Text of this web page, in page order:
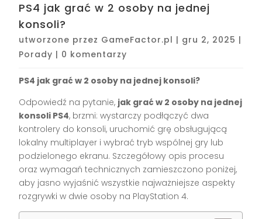
PS4 jak grać w 2 osoby na jednej
konsoli?
utworzone przez GameFactor.pl | gru 2, 2025 |
Porady | 0 komentarzy
PS4 jak grać w 2 osoby na jednej konsoli?
Odpowiedź na pytanie, jak grać w 2 osoby na jednej
konsoli PS4, brzmi: wystarczy podłączyć dwa
kontrolery do konsoli, uruchomić grę obsługującą
lokalny multiplayer i wybrać tryb wspólnej gry lub
podzielonego ekranu. Szczegółowy opis procesu
oraz wymagań technicznych zamieszczono poniżej,
aby jasno wyjaśnić wszystkie najważniejsze aspekty
rozgrywki w dwie osoby na PlayStation 4.